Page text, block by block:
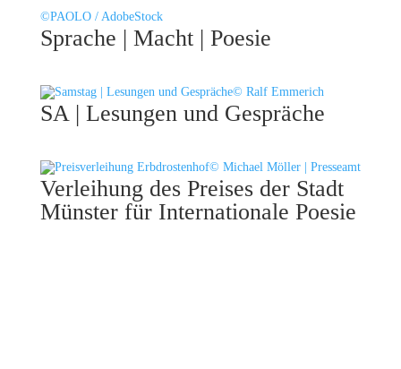
©PAOLO / AdobeStock
Sprache | Macht | Poesie
© Ralf Emmerich
SA | Lesungen und Gespräche
© Michael Möller | Presseamt
Verleihung des Preises der Stadt
Münster für Internationale Poesie